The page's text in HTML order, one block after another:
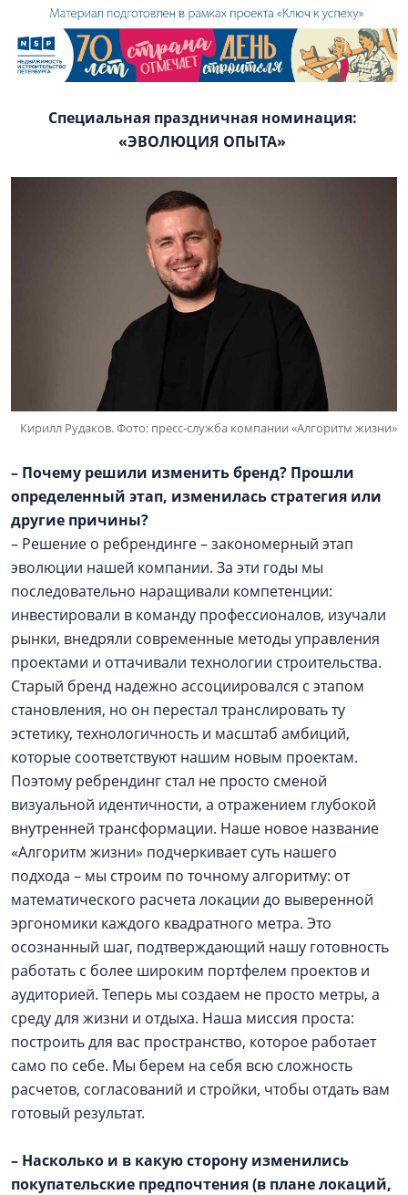
Специальная праздничная номинация:
«ЭВОЛЮЦИЯ ОПЫТА»
Кирилл Рудаков. Фото: пресс-служба компании «Алгоритм жизни»
– Почему решили изменить бренд? Прошли
определенный этап, изменилась стратегия или
другие причины?
– Решение о ребрендинге – закономерный этап
эволюции нашей компании. За эти годы мы
последовательно наращивали компетенции:
инвестировали в команду профессионалов, изучали
рынки, внедряли современные методы управления
проектами и оттачивали технологии строительства.
Старый бренд надежно ассоциировался с этапом
становления, но он перестал транслировать ту
эстетику, технологичность и масштаб амбиций,
которые соответствуют нашим новым проектам.
Поэтому ребрендинг стал не просто сменой
визуальной идентичности, а отражением глубокой
внутренней трансформации. Наше новое название
«Алгоритм жизни» подчеркивает суть нашего
подхода – мы строим по точному алгоритму: от
математического расчета локации до выверенной
эргономики каждого квадратного метра. Это
осознанный шаг, подтверждающий нашу готовность
работать с более широким портфелем проектов и
аудиторией. Теперь мы создаем не просто метры, а
среду для жизни и отдыха. Наша миссия проста:
построить для вас пространство, которое работает
само по себе. Мы берем на себя всю сложность
расчетов, согласований и стройки, чтобы отдать вам
готовый результат.
– Насколько и в какую сторону изменились
покупательские предпочтения (в плане локаций,